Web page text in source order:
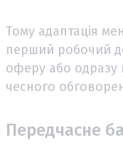
Тому адаптація
перший робочий
оферу або одразу
чесного
Передчасне